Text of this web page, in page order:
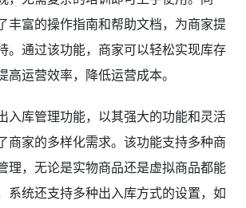
丰富的操作指南和帮助文档，为商家提
。通过该功能，商家可以轻松实现库存
高运营效率，降低运营成本。
入库管理功能，以其强大的功能和灵活
商家的多样化需求。该功能支持多种商
理，无论是实物商品还是虚拟商品都能
系统还支持多种出入库方式的设置，如